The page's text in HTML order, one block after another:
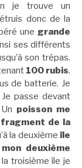
je trouve un
donc de la
une grande
ses différents
son trépas.
100 rubis.
de batterie. Je
passe devant
poisson me
fragment de la
la deuxièmeîle
deuxième
la troisième île je